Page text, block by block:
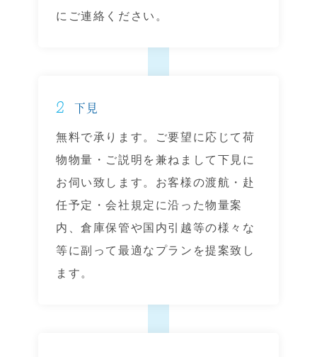
にご連絡ください。
2 下見
無料で承ります。ご要望に応じて荷
物物量・ご説明を兼ねまして下見に
お伺い致します。お客様の渡航・赴
任予定・会社規定に沿った物量案
内、倉庫保管や国内引越等の様々な
等に副って最適なプランを提案致し
ます。